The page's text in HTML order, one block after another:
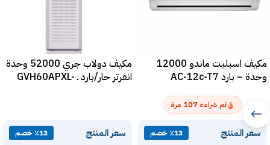
مكيف اسبليت ماندو 12000
وحدة – بارد AC-12c-T7
تم شراءه 107 مرة
سعر المنتج ٪13 خصم
مكيف دولاب جري 52000 وحدة
انفرتر حار/بارد ـ GVH60APXL-
سعر المنتج ٪13 خصم